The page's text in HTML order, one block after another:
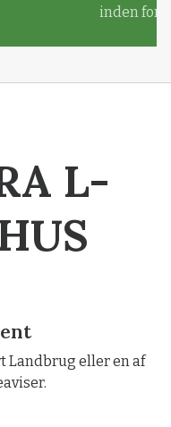
inden for
L-
Landbrug eller en af